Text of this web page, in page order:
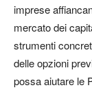
imprese
mercato dei
strumenti
delle opzioni
possa aiutare le